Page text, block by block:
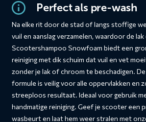
Perfect als pre-wash
Na elke rit door de stad of langs stoffige
vuil en aanslag verzamelen, waardoor de
Scootershampoo Snowfoam biedt een
reiniging met dik schuim dat vuil en vet
zonder je lak of chroom te beschadigen.
formule is veilig voor alle oppervlakken en
streeploos resultaat. Ideaal voor gebruik
handmatige reiniging. Geef je scooter een
wasbeurt en laat hem weer stralen met